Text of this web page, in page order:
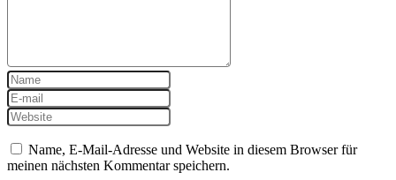
Name, E-Mail-Adresse und Website in diesem Browser für
meinen nächsten Kommentar speichern.